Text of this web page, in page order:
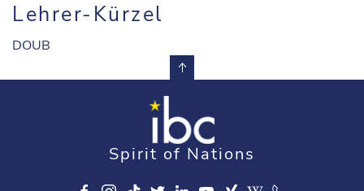
Lehrer-Kürzel
DOUB
Spirit of Nations